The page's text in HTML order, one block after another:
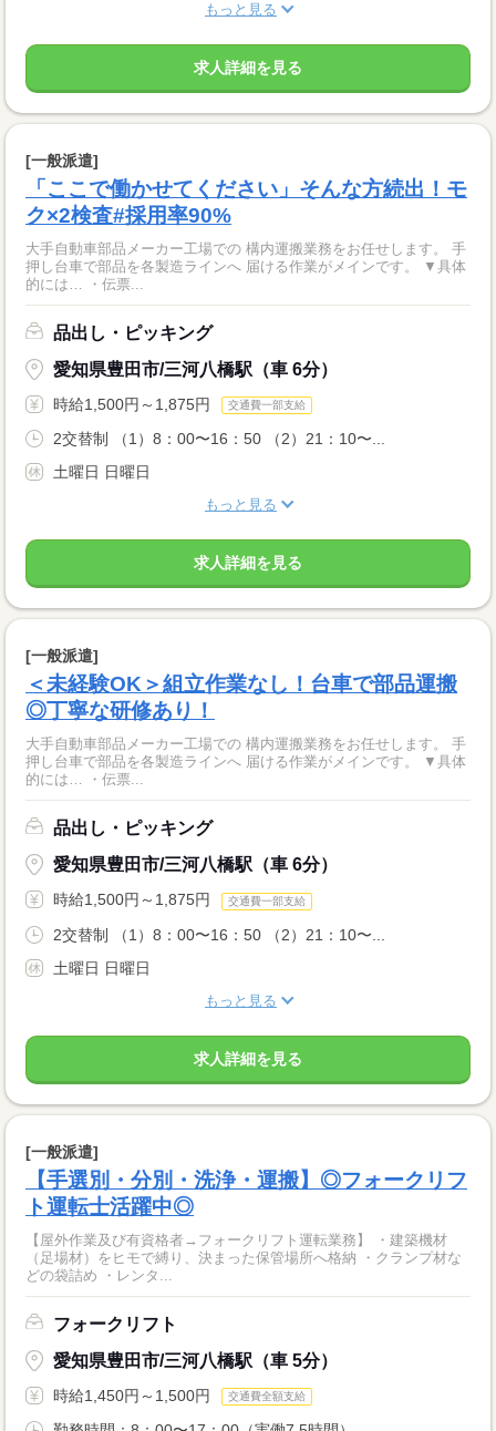
もっと見る
求人詳細を見る
[一般派遣]
「ここで働かせてください」そんな方続出！モ
ク×2検査#採用率90%
大手自動車部品メーカー工場での 構内運搬業務をお任せします。 手
押し台車で部品を各製造ラインへ 届ける作業がメインです。 ▼具体
的には… ・伝票...
品出し・ピッキング
愛知県豊田市/三河八橋駅（車 6分）
時給1,500円～1,875円 交通費一部支給
2交替制 （1）8：00〜16：50 （2）21：10〜...
土曜日 日曜日
もっと見る
求人詳細を見る
[一般派遣]
＜未経験OK＞組立作業なし！台車で部品運搬
◎丁寧な研修あり！
大手自動車部品メーカー工場での 構内運搬業務をお任せします。 手
押し台車で部品を各製造ラインへ 届ける作業がメインです。 ▼具体
的には… ・伝票...
品出し・ピッキング
愛知県豊田市/三河八橋駅（車 6分）
時給1,500円～1,875円 交通費一部支給
2交替制 （1）8：00〜16：50 （2）21：10〜...
土曜日 日曜日
もっと見る
求人詳細を見る
[一般派遣]
【手選別・分別・洗浄・運搬】◎フォークリフ
ト運転士活躍中◎
【屋外作業及び有資格者→フォークリフト運転業務】 ・建築機材
（足場材）をヒモで縛り、決まった保管場所へ格納 ・クランプ材な
どの袋詰め ・レンタ...
フォークリフト
愛知県豊田市/三河八橋駅（車 5分）
時給1,450円～1,500円 交通費全額支給